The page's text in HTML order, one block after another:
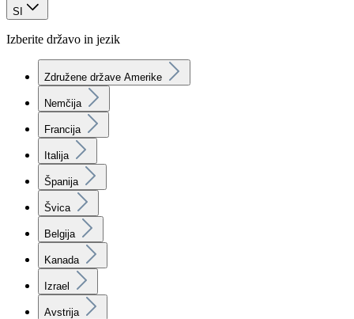
SI
Izberite državo in jezik
Združene države Amerike
Nemčija
Francija
Italija
Španija
Švica
Belgija
Kanada
Izrael
Avstrija